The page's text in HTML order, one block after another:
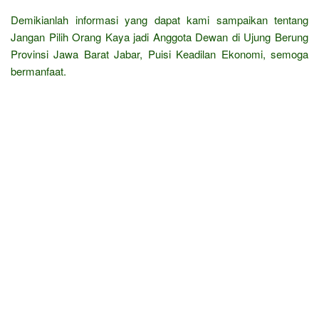
Demikianlah informasi yang dapat kami sampaikan tentang
Jangan Pilih Orang Kaya jadi Anggota Dewan di Ujung Berung
Provinsi Jawa Barat Jabar, Puisi Keadilan Ekonomi, semoga
bermanfaat.